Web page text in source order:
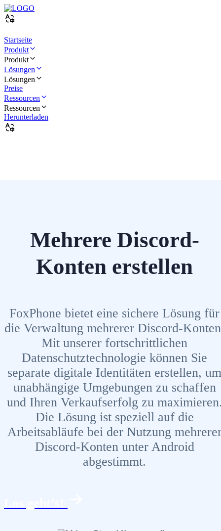
Startseite
Produkt
Produkt
Lösungen
Lösungen
Preise
Ressourcen
Ressourcen
Herunterladen
Mehrere Discord-
Konten erstellen
FoxPhone bietet eine sichere Lösung für
die Verwaltung mehrerer Discord-
Mit unserer fortschrittlichen
Datenschutztechnologie können Sie
separate digitale Identitäten erstellen, um
unabhängige Umgebungen zu schaffen
und Ihren Verkaufserfolg zu
Die Lösung ist speziell auf die
Arbeitsabläufe bei der Nutzung
Discord-Konten unter Android
abgestimmt.